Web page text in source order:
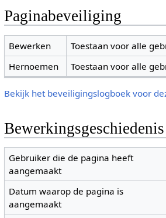
Paginabeveiliging
Bewerken
Toestaan voor alle
Hernoemen
Toestaan voor alle
Bekijk het beveiligingslogboek voor
Bewerkingsgeschiedenis
Gebruiker die de pagina heeft
aangemaakt
Datum waarop de pagina is
aangemaakt